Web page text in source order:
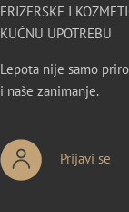
FRIZERSKE I
KUĆNU UPOTREBU
Lepota nije samo
i naše zanimanje.
Prijavi se